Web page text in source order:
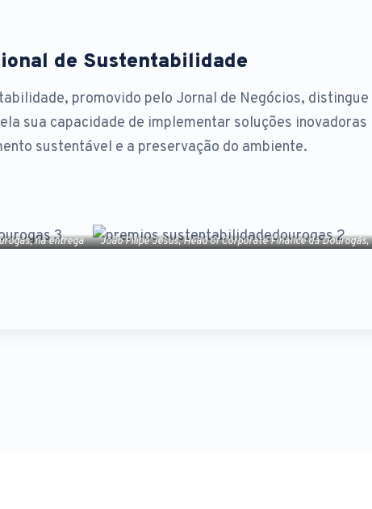
de Sustentabilidade
promovido pelo Jornal de Negócios, distingue
sua capacidade de implementar soluções inovadoras
sustentável e a preservação do ambiente.
na entrega
João Filipe Jesus, Head of Corporate Finance da Dourogás,